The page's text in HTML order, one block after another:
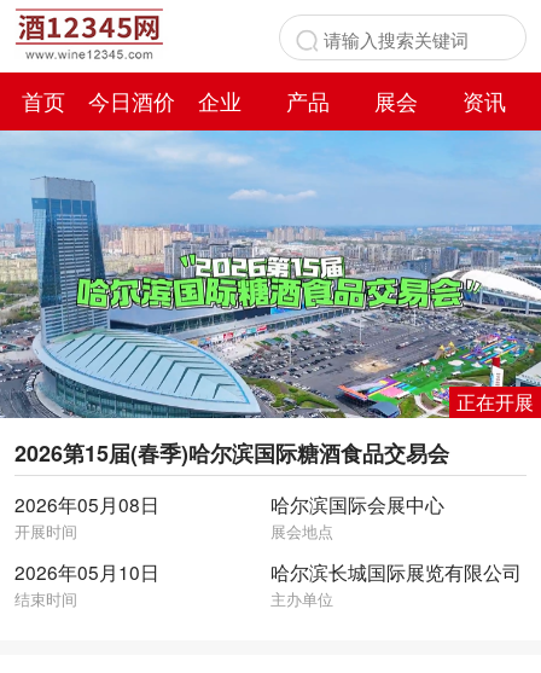
首页 今日酒价 企业 产品 展会
资讯
正在开展
2026第15届(春季)哈尔滨国际糖酒食品交易会
2026年05月08日
开展时间
哈尔滨国际会展中心
展会地点
2026年05月10日
结束时间
哈尔滨长城国际展览有限公司
主办单位